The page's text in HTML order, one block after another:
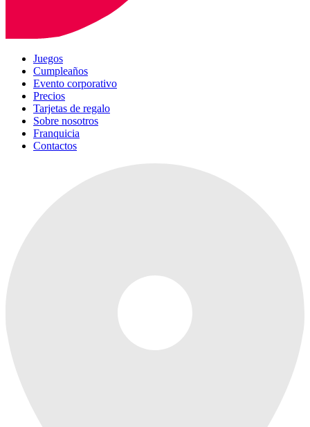
Juegos
Cumpleaños
Evento corporativo
Precios
Tarjetas de regalo
Sobre nosotros
Franquicia
Contactos